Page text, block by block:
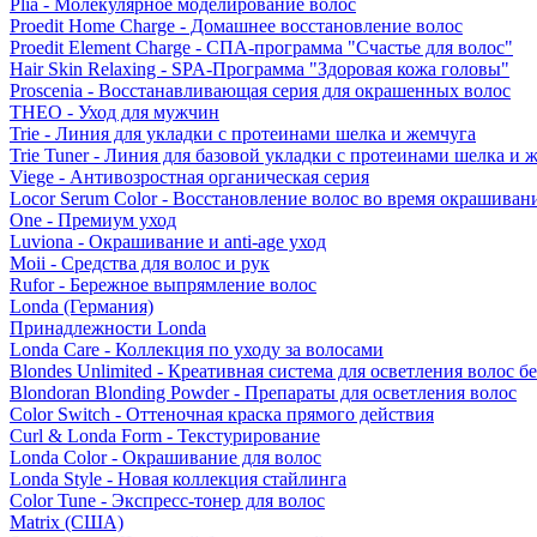
Plia - Молекулярное моделирование волос
Proedit Home Charge - Домашнее восстановление волос
Proedit Element Charge - СПА-программа "Счастье для волос"
Hair Skin Relaxing - SPA-Программа "Здоровая кожа головы"
Proscenia - Восстанавливающая серия для окрашенных волос
THEO - Уход для мужчин
Trie - Линия для укладки с протеинами шелка и жемчуга
Trie Tuner - Линия для базовой укладки с протеинами шелка и
Viege - Антивозростная органическая серия
Locor Serum Color - Восстановление волос во время
One - Премиум уход
Luviona - Окрашивание и anti-age уход
Moii - Средства для волос и рук
Rufor - Бережное выпрямление волос
Londa (Германия)
Принадлежности Londa
Londa Care - Коллекция по уходу за волосами
Blondes Unlimited - Креативная система для осветления волос
Blondoran Blonding Powder - Препараты для осветления волос
Color Switch - Оттеночная краска прямого действия
Curl & Londa Form - Текстурирование
Londa Color - Окрашивание для волос
Londa Style - Новая коллекция стайлинга
Color Tune - Экспресс-тонер для волос
Matrix (США)